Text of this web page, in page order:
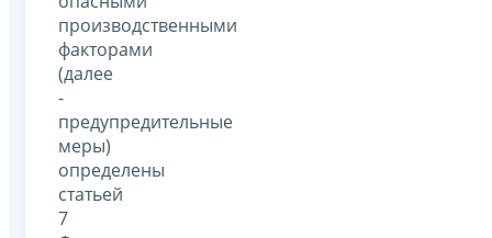
производственными
факторами
(далее
-
предупредительные
меры)
определены
статьей
7